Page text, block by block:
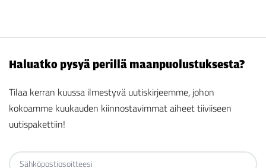
Haluatko pysyä perillä maanpuolustuksesta?
Tilaa kerran kuussa ilmestyvä uutiskirjeemme, johon
kokoamme kuukauden kiinnostavimmat aiheet tiiviiseen
uutispakettiin!